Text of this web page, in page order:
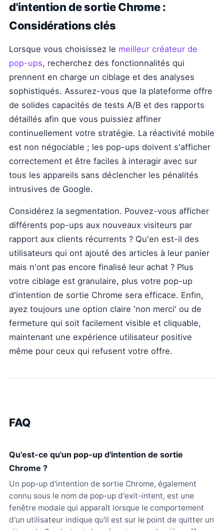
d'intention de sortie Chrome :
Considérations clés
Lorsque vous choisissez le meilleur créateur de
pop-ups, recherchez des fonctionnalités qui
prennent en charge un ciblage et des analyses
sophistiqués. Assurez-vous que la plateforme offre
de solides capacités de tests A/B et des rapports
détaillés afin que vous puissiez affiner
continuellement votre stratégie. La réactivité mobile
est non négociable ; les pop-ups doivent s'afficher
correctement et être faciles à interagir avec sur
tous les appareils sans déclencher les pénalités
intrusives de Google.
Considérez la segmentation. Pouvez-vous afficher
différents pop-ups aux nouveaux visiteurs par
rapport aux clients récurrents ? Qu'en est-il des
utilisateurs qui ont ajouté des articles à leur panier
mais n'ont pas encore finalisé leur achat ? Plus
votre ciblage est granulaire, plus votre pop-up
d'intention de sortie Chrome sera efficace. Enfin,
ayez toujours une option claire 'non merci' ou de
fermeture qui soit facilement visible et cliquable,
maintenant une expérience utilisateur positive
même pour ceux qui refusent votre offre.
FAQ
Qu'est-ce qu'un pop-up d'intention de sortie
Chrome ?
Un pop-up d'intention de sortie Chrome, également
connu sous le nom de pop-up d'exit-intent, est une
fenêtre modale qui apparaît lorsque le comportement
d'un utilisateur indique qu'il est sur le point de quitter un